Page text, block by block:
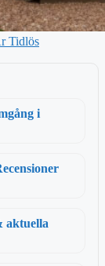
Tidlös
i
aktuella